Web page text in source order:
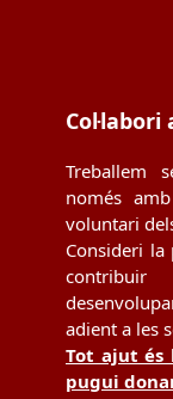
Col·labori
Treballem
només
voluntari
Consideri la
adient a les
Tot ajut
pugui